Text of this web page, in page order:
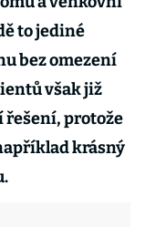
to jediné
bez omezení
však již
řešení, protože
krásný